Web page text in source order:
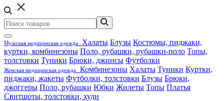
Мужская медицинская одежда Халаты Блузы Костюмы, пиджаки,
куртки, комбинезоны Поло, рубашки, рубашки-поло Топы,
толстовки Туники Брюки, джинсы Футболки
Женская медицинская одежда Комбинезоны Халаты Туники Куртки,
пиджаки, жакеты Футболки, толстовки Блузы Брюки,
джоггеры Поло, рубашки Юбки Жилеты Топы Платья
Свитшоты, толстовки, худи